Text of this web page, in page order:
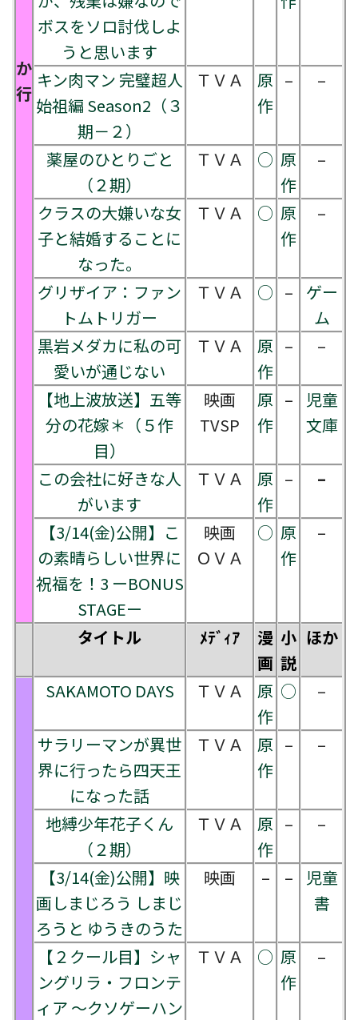
か
行
ボスをソロ討伐しよ
うと思います
キン肉マン 完璧超人
始祖編 Season2（３
期－２）
ＴＶＡ
原
作
– –
薬屋のひとりごと
（２期）
ＴＶＡ ○ 原
作
–
クラスの大嫌いな女
子と結婚することに
なった。
ＴＶＡ ○ 原
作
–
グリザイア：ファン
トムトリガー
ＴＶＡ ○ –
ゲー
ム
黒岩メダカに私の可
愛いが通じない
ＴＶＡ
原
作
– –
【地上波放送】五等
分の花嫁＊（５作
目）
映画
TVSP
原
作
–
児童
文庫
この会社に好きな人
がいます
ＴＶＡ
原
作
– –
【3/14(金)公開】こ
の素晴らしい世界に
祝福を！3 ーBONUS
STAGEー
映画
ＯＶＡ
○ 原
作
–
タイトル ﾒﾃﾞｨｱ
漫
画
小
説
ほか
SAKAMOTO DAYS ＴＶＡ
原
作
○ –
サラリーマンが異世
界に行ったら四天王
になった話
ＴＶＡ
原
作
– –
地縛少年花子くん
（２期）
ＴＶＡ
原
作
– –
【3/14(金)公開】映
画しまじろう しまじ
ろうと ゆうきのうた
映画 – –
児童
書
【２クール目】シャ
ングリラ・フロンテ
ィア ～クソゲーハン
ＴＶＡ ○ 原
作
–